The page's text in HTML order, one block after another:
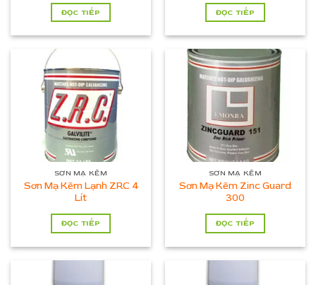
ĐỌC TIẾP ĐỌC TIẾP
SƠN MẠ KẼM
Sơn Mạ Kẽm Lạnh ZRC 4
Lít
ĐỌC TIẾP
SƠN MẠ KẼM
Sơn Mạ Kẽm Zinc Guard
300
ĐỌC TIẾP